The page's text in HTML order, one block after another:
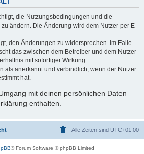
die Nutzungsbedingungen und die
ändern. Die Änderung wird dem Nutzer per E-
den Änderungen zu widersprechen. Im Falle
das zwischen dem Betreiber und dem Nutzer
mit sofortiger Wirkung.
als anerkannt und verbindlich, wenn der Nutzer
hat.
mit deinen persönlichen Daten
enthalten.
Alle Zeiten sind UTC+01:00
® Forum Software © phpBB Limited